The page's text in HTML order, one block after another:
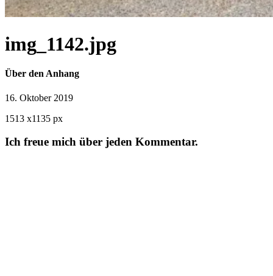
img_1142.jpg
Über den Anhang
16. Oktober 2019
1513 x1135 px
Ich freue mich über jeden Kommentar.